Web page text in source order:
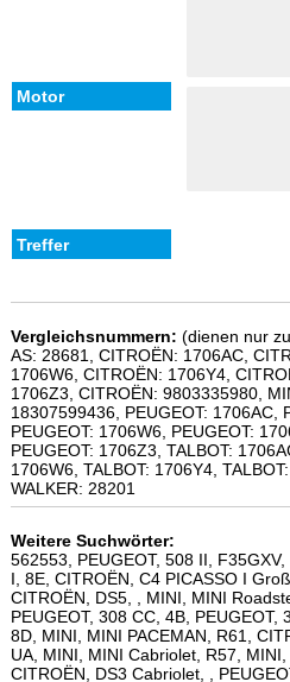
Vergleichsnummern: (dienen nur
AS: 28681, CITROËN: 1706AC,
1706W6, CITROËN: 1706Y4,
1706Z3, CITROËN: 9803335980,
18307599436, PEUGEOT: 1706AC,
PEUGEOT: 1706W6, PEUGEOT:
PEUGEOT: 1706Z3, TALBOT:
1706W6, TALBOT: 1706Y4,
WALKER: 28201
Weitere Suchwörter:
562553, PEUGEOT, 508 II,
I, 8E, CITROËN, C4 PICASSO I
CITROËN, DS5, , MINI, MINI
PEUGEOT, 308 CC, 4B, PEUGEOT,
8D, MINI, MINI PACEMAN, R61,
UA, MINI, MINI Cabriolet, R57,
CITROËN, DS3 Cabriolet, ,